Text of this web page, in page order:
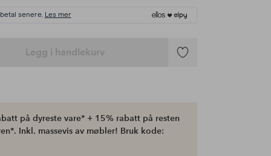
betal senere. Les mer
Legg i handlekurv
Legg
på dyreste vare* + 15% rabatt på resten
Inkl. massevis av møbler! Bruk kode: